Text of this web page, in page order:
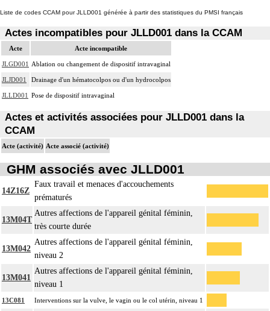
Liste de codes CCAM pour JLLD001 générée à partir des statistiques du PMSI français
Actes incompatibles pour JLLD001 dans la CCAM
Acte Acte incompatible
JLGD001 Ablation ou changement de dispositif intravaginal
JLJD001 Drainage d'un hématocolpos ou d'un hydrocolpos
JLLD001 Pose de dispositif intravaginal
Actes et activités associées pour JLLD001 dans la
CCAM
Acte (activité) Acte associé (activité)
GHM associés avec JLLD001
14Z16Z
Faux travail et menaces d'accouchements
prématurés
13M04T
Autres affections de l'appareil génital féminin,
très courte durée
13M042
Autres affections de l'appareil génital féminin,
niveau 2
13M041
Autres affections de l'appareil génital féminin,
niveau 1
13C081 Interventions sur la vulve, le vagin ou le col utérin, niveau 1